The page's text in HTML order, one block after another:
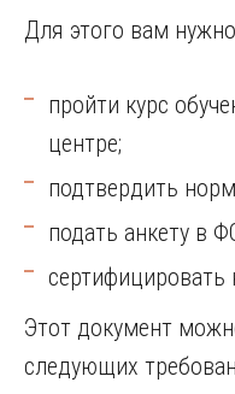
Для этого вам
пройти курс
центре;
подтвердить
подать анкету в
Этот документ
следующих